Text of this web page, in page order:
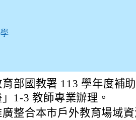
全市分區教師
部國教署 113 學年度補
1-3 教師專業辦理。
廣整合本市戶外教育場域